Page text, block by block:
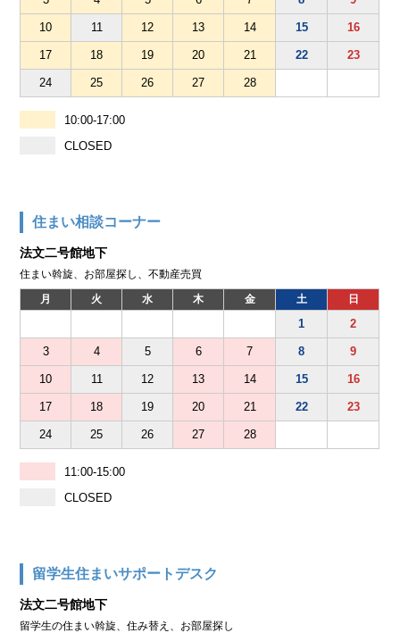
10 11 12 13 14 15 16
17 18 19 20 21 22 23
24 25 26 27 28
10:00-17:00
CLOSED
住まい相談コーナー
法文二号館地下
住まい斡旋、お部屋探し、不動産売買
月 火 水 木 金 土 日
1 2
3 4 5 6 7 8 9
10 11 12 13 14 15 16
17 18 19 20 21 22 23
24 25 26 27 28
11:00-15:00
CLOSED
留学生住まいサポートデスク
法文二号館地下
留学生の住まい斡旋、住み替え、お部屋探し